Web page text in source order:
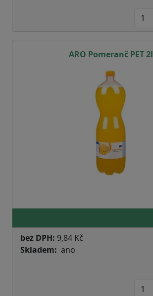
ARO Pomeranč PET 2l
bez DPH: 9,84 Kč
Skladem
ano